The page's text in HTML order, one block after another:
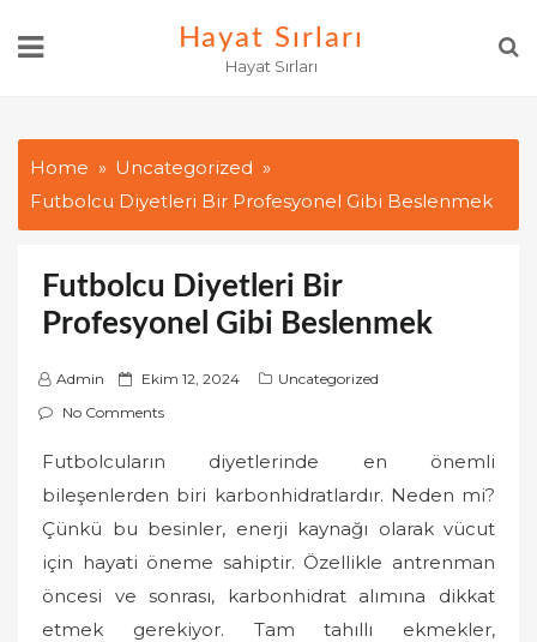
Hayat Sırları
Hayat Sırları
Home
Uncategorized
Futbolcu Diyetleri Bir Profesyonel Gibi Beslenmek
Futbolcu Diyetleri Bir
Profesyonel Gibi Beslenmek
Admin
P
o
t
e
d
Ekim 12, 2024
Uncategorized
No Comments
Futbolcuların diyetlerinde en önemli
bileşenlerden biri karbonhidratlardır. Neden mi?
Çünkü bu besinler, enerji kaynağı olarak vücut
için hayati öneme sahiptir. Özellikle antrenman
öncesi ve sonrası, karbonhidrat alımına dikkat
etmek gerekiyor. Tam tahıllı ekmekler,